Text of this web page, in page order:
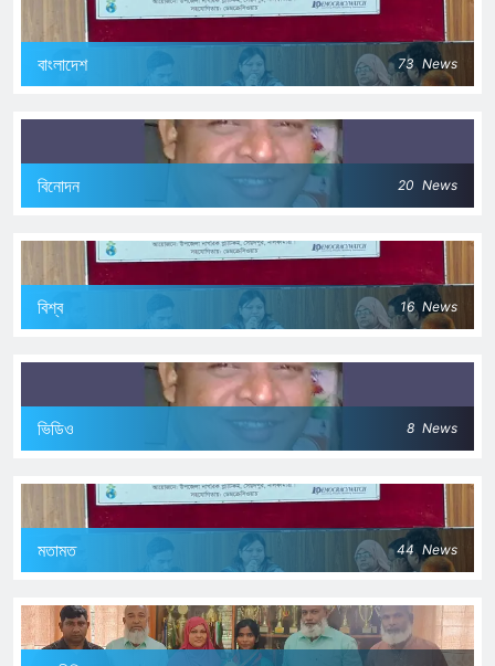
বাংলাদেশ 73 News
বিনোদন 20 News
বিশ্ব 16 News
ভিডিও 8 News
মতামত 44 News